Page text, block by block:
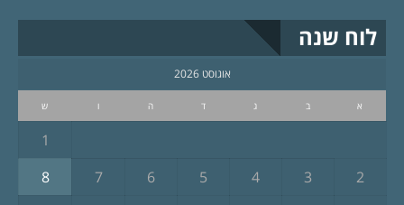
לוח שנה
אוגוסט 2026
א ב ג ד ה ו ש
1
2
3
4
5
6
7
8